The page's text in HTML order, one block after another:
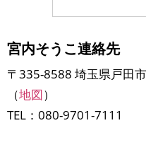
宮内そうこ連絡先
〒335-8588 埼玉県戸田
（地図）
TEL：080-9701-7111